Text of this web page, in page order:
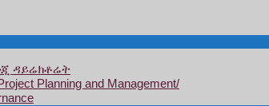
ዳይሬክቶሬት
Planning and Management/